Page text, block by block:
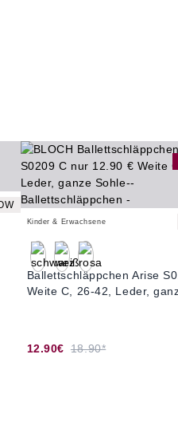
Kinder & Erwachsene
Ballettschläppchen Arise
Weite C, 26-42, Leder,
12.90€ 18.90*